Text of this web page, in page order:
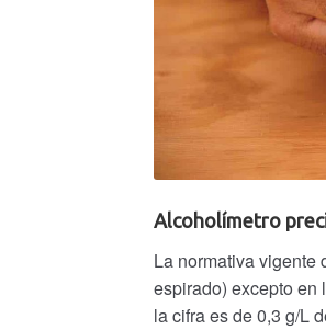
Alcoholímetro
La normativa vigente
espirado) excepto en
la cifra es de 0,3 g/L